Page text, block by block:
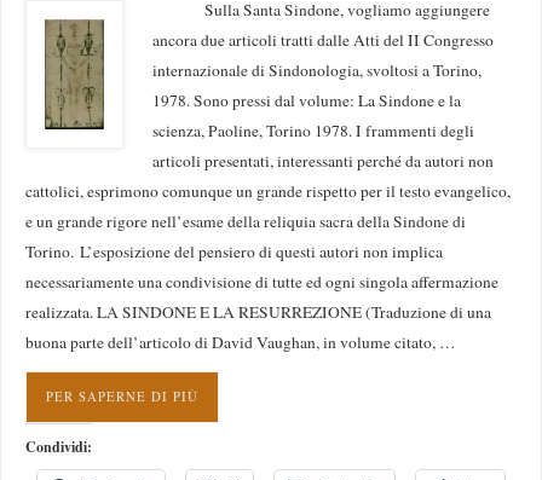
Sulla Santa Sindone, vogliamo aggiungere
ancora due articoli tratti dalle Atti del II Congresso
internazionale di Sindonologia, svoltosi a Torino,
1978. Sono pressi dal volume: La Sindone e la
scienza, Paoline, Torino 1978. I frammenti degli
articoli presentati, interessanti perché da autori non
cattolici, esprimono comunque un grande rispetto per il testo evangelico,
e un grande rigore nell’esame della reliquia sacra della Sindone di
Torino. L’esposizione del pensiero di questi autori non implica
necessariamente una condivisione di tutte ed ogni singola affermazione
realizzata. LA SINDONE E LA RESURREZIONE (Traduzione di una
buona parte dell’articolo di David Vaughan, in volume citato, …
PER SAPERNE DI PIÙ
Condividi: